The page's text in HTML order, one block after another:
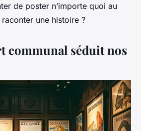
de poster n’importe quoi au
une histoire ?
communal séduit nos